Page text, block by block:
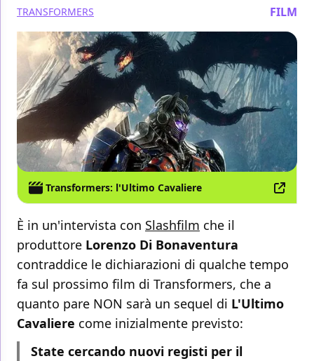
TRANSFORMERS FILM
Transformers: l'Ultimo Cavaliere
È in un'intervista con Slashfilm che il
produttore Lorenzo Di Bonaventura
contraddice le dichiarazioni di qualche tempo
fa sul prossimo film di Transformers, che a
quanto pare NON sarà un sequel di L'Ultimo
Cavaliere come inizialmente previsto:
State cercando nuovi registi per il